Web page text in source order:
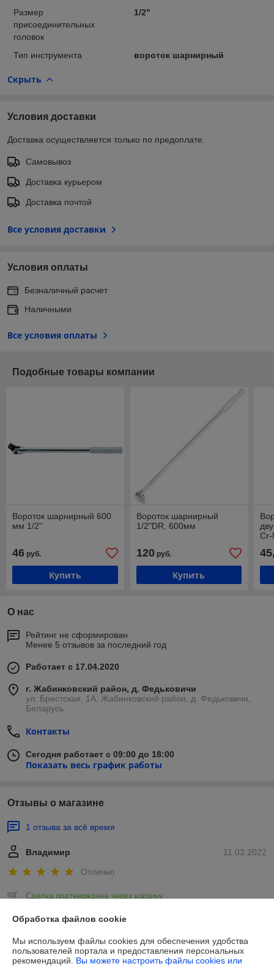
Размер
присоединительных
головок
1/2"
Тип инструмента вороток шарнирный
Скрыть
Условия доставки
Доставка осуществляется только по предоплате.
Самовывоз
Доставка курьером
Доставка почтой
Все условия доставки
Условия оплаты
Безналичный расчет
Наличными
Все условия оплаты
Подобные товары компании
Вороток шарнирный 600
мм 1/2''
46 руб.
Купить
Вороток шарнирный
1/2"DR, 600мм
120руб.
Купить
О нас
Рейтинг не сформирован
Менее 5 отзывов за последний год
Работает с 17.04.2020
г. Жабинковский район, д. Федьковичи
ул. Брестская, 1А, Жабинковский район, д. Федьковичи,
Беларусь
Контакты
Сегодня работает с 09:00 до 18:00
Показать весь график работы
Отзывы о магазине
1 отзыва за всё время
11.03.2022
Владимир
Отлично
Сделка подтверждена через корзину
Обработка файлов cookie
Мы используем файлы cookies для обеспечения удобства
пользователей портала и предоставления персональных
рекомендаций. Вы можете настроить файлы cookies или